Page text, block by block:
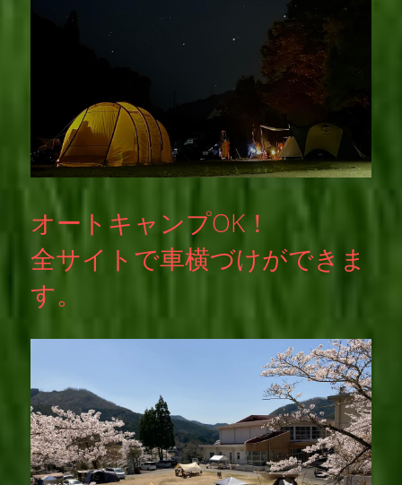
オートキャンプOK！
全サイトで車横づけができま
す。